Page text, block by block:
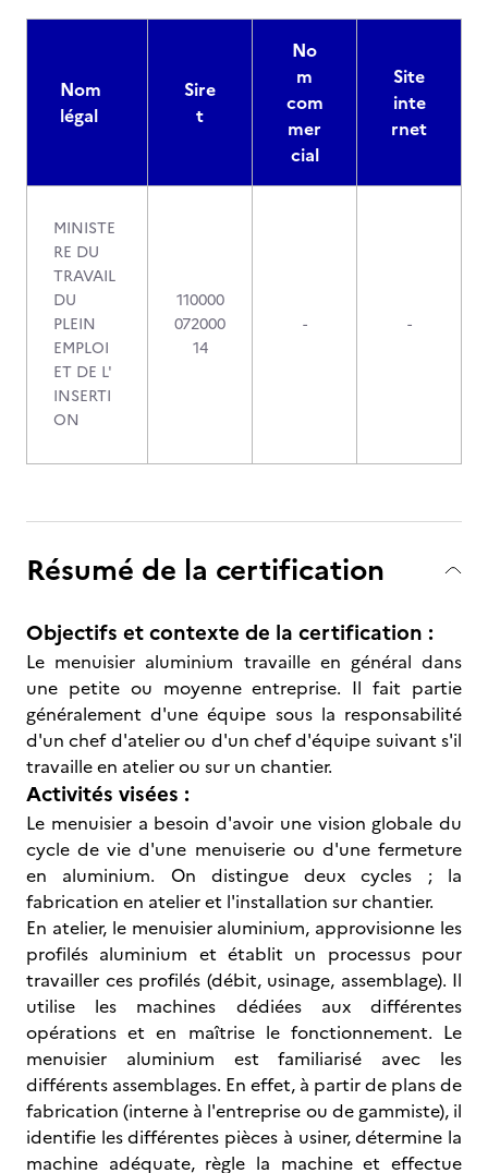
Nom
légal
Sire
t
No
m
com
mer
cial
Site
inte
rnet
MINISTE
RE DU
TRAVAIL
DU
PLEIN
EMPLOI
ET DE L'
INSERTI
ON
110000
072000
14
- -
Résumé de la certification
Objectifs et contexte de la certification :
Le menuisier aluminium travaille en général dans
une petite ou moyenne entreprise. Il fait partie
généralement d'une équipe sous la responsabilité
d'un chef d'atelier ou d'un chef d'équipe suivant s'il
travaille en atelier ou sur un chantier.
Activités visées :
Le menuisier a besoin d'avoir une vision globale du
cycle de vie d'une menuiserie ou d'une fermeture
en aluminium. On distingue deux cycles ; la
fabrication en atelier et l'installation sur chantier.
En atelier, le menuisier aluminium, approvisionne les
profilés aluminium et établit un processus pour
travailler ces profilés (débit, usinage, assemblage). Il
utilise les machines dédiées aux différentes
opérations et en maîtrise le fonctionnement. Le
menuisier aluminium est familiarisé avec les
différents assemblages. En effet, à partir de plans de
fabrication (interne à l'entreprise ou de gammiste), il
identifie les différentes pièces à usiner, détermine la
machine adéquate, règle la machine et effectue